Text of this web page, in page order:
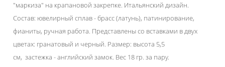
"маркиза" на крапановой закрепке. Итальянский дизайн.
Состав: ювелирный сплав - брасс (латунь), патинирование,
фианиты, ручная работа. Представлены со вставками в двух
цветах: гранатовый и черный. Размер: высота 5,5
см, застежка - английский замок. Вес 18 гр. за пару.